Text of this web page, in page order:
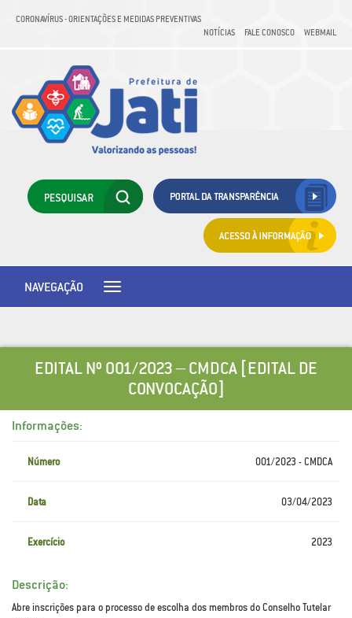
CORONAVÍRUS - ORIENTAÇÕES E MEDIDAS PREVENTIVAS
NOTÍCIAS
FALE CONOSCO WEBMAIL
Toggle
NAVEGAÇÃO
EDITAL Nº 001/2023 – CMDCA [EDITAL DE
CONVOCAÇÃO]
Informações:
Número 001/2023 - CMDCA
Data 03/04/2023
Exercício 2023
Descrição:
Abre inscrições para o processo de escolha dos membros do Conselho Tutelar